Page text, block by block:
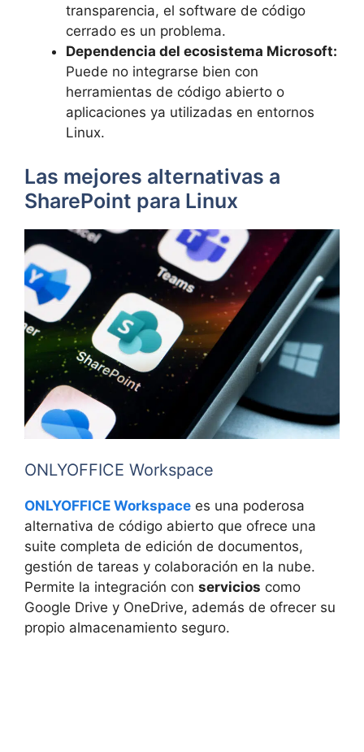
transparencia, el software de código
cerrado es un problema.
Dependencia del ecosistema Microsoft:
Puede no integrarse bien con
herramientas de código abierto o
aplicaciones ya utilizadas en entornos
Linux.
Las mejores alternativas a
SharePoint para Linux
ONLYOFFICE Workspace
ONLYOFFICE Workspace es una poderosa
alternativa de código abierto que ofrece una
suite completa de edición de documentos,
gestión de tareas y colaboración en la nube.
Permite la integración con servicios como
Google Drive y OneDrive, además de ofrecer su
propio almacenamiento seguro.